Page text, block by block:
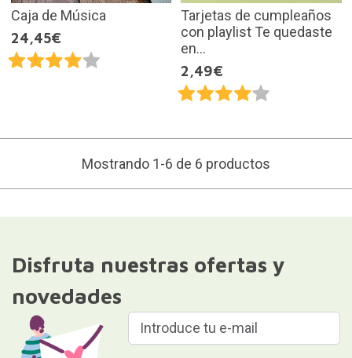
Caja de Música
24,45€
Tarjetas de cumpleaños
con playlist Te quedaste
en...
2,49€
Mostrando 1-6 de 6 productos
Disfruta nuestras ofertas y
novedades